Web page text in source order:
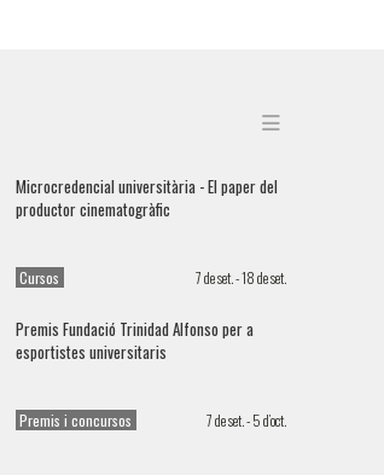
Microcredencial universitària - El paper del
productor cinematogràfic
Cursos 7 de set. - 18 de set.
Premis Fundació Trinidad Alfonso per a
esportistes universitaris
Premis i concursos 7 de set. - 5 d’oct.